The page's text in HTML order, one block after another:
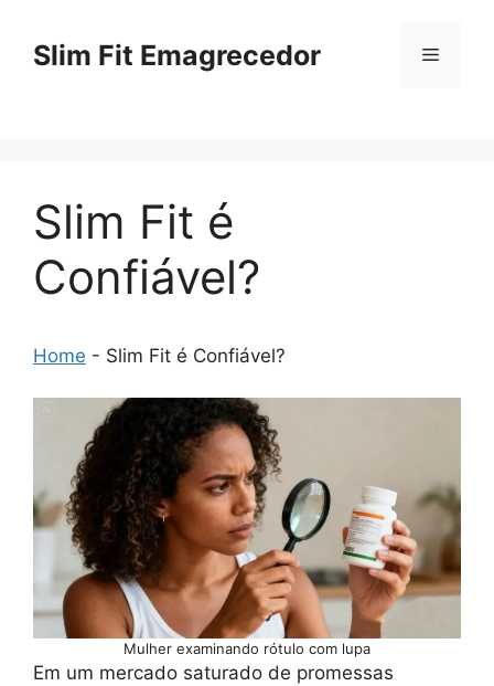
paraSlim Fit Emagrecedor Menu
Slim Fit é
Confiável?
Home - Slim Fit é Confiável?
Mulher examinando rótulo com lupa
Em um mercado saturado de promessas